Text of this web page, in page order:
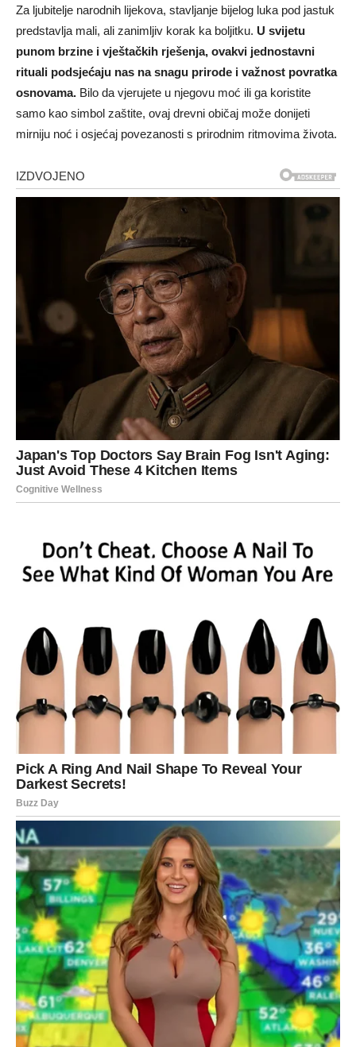
Za ljubitelje narodnih lijekova, stavljanje bijelog luka pod jastuk
predstavlja mali, ali zanimljiv korak ka boljitku. U svijetu
punom brzine i vještačkih rješenja, ovakvi jednostavni
rituali podsjećaju nas na snagu prirode i važnost povratka
osnovama. Bilo da vjerujete u njegovu moć ili ga koristite
samo kao simbol zaštite, ovaj drevni običaj može donijeti
mirniju noć i osjećaj povezanosti s prirodnim ritmovima života.